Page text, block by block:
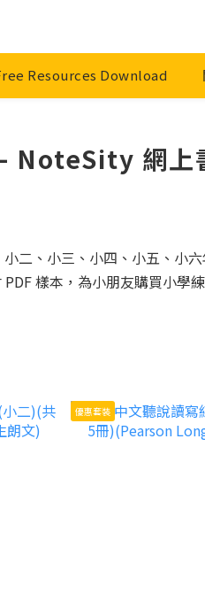
Resources Download
NoteSity 網上
二、小三、小四、小五、小
樣本，為小朋友購買小學練
優惠套裝